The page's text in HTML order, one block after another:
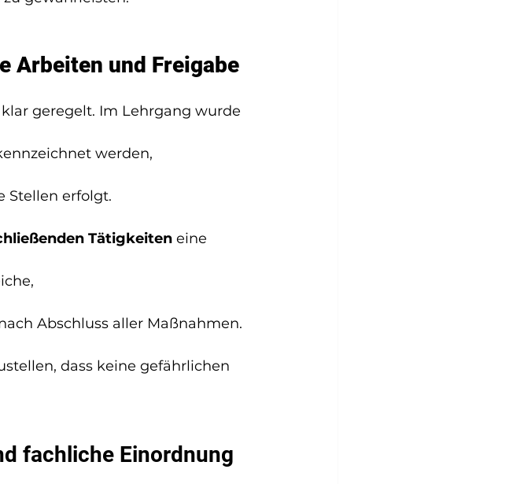
Arbeiten und Freigabe
geregelt. Im Lehrgang wurde
werden,
Stellen erfolgt.
Tätigkeiten eine
Abschluss aller Maßnahmen.
dass keine gefährlichen
fachliche Einordnung